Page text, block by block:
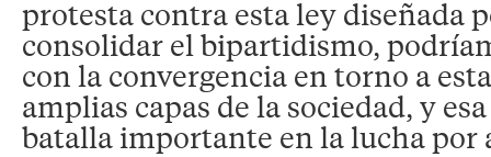
protesta contra esta ley diseñada
consolidar el bipartidismo,
con la convergencia en torno a
amplias capas de la sociedad, y
batalla importante en la lucha por